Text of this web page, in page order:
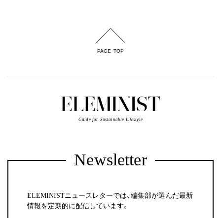
PAGE TOP
Guide for Sustainable Lifestyle
Newsletter
ELEMINISTニュースレターでは、編集部が選んだ最新
情報を定期的に配信しています。